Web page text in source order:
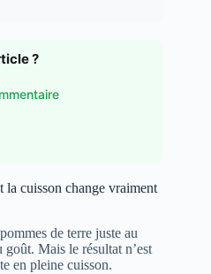
?
la cuisson change vraiment
de terre juste au
Mais le résultat n’est
en pleine cuisson.